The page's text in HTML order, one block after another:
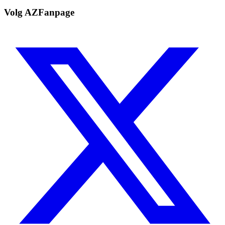
Volg AZFanpage